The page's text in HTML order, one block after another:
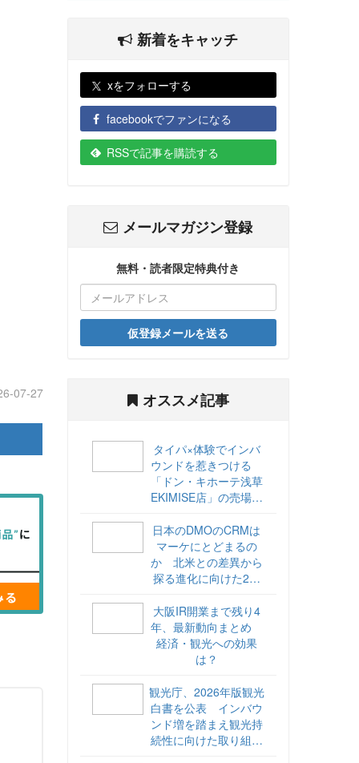
07-27
新着をキャッチ
xをフォローする
facebookでファンになる
RSSで記事を購読する
メールマガジン登録
無料・読者限定特典付き
仮登録メールを送る
オススメ記事
タイパ×体験でインバ
ウンドを惹きつける
「ドン・キホーテ浅草
EKIMISE店」の売場づ
日本のDMOのCRMは
マーケにとどまるの
か 北米との差異から
探る進化に向けた2ス
海外DMOのリアル
vol.6】
大阪IR開業まで残り4
年、最新動向まとめ
経済・観光への効果
は？
観光庁、2026年版観光
白書を公表 インバウ
ンド増を踏まえ観光持
続性に向けた取り組み